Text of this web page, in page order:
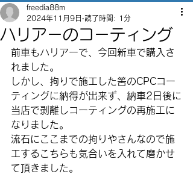
ハリアーのコーティング
freedia88m
2024年11月9日 読了時間: 1分
前車もハリアーで、今回新車で購入さ
れました。
しかし、拘りで施工した筈のCPCコー
ティングに納得が出来ず、納車2日後に
当店で剥離しコーティングの再施工に
なりました。
流石にここまでの拘りやさんなので施
工するこちらも気合いを入れて磨かせ
て頂きました。